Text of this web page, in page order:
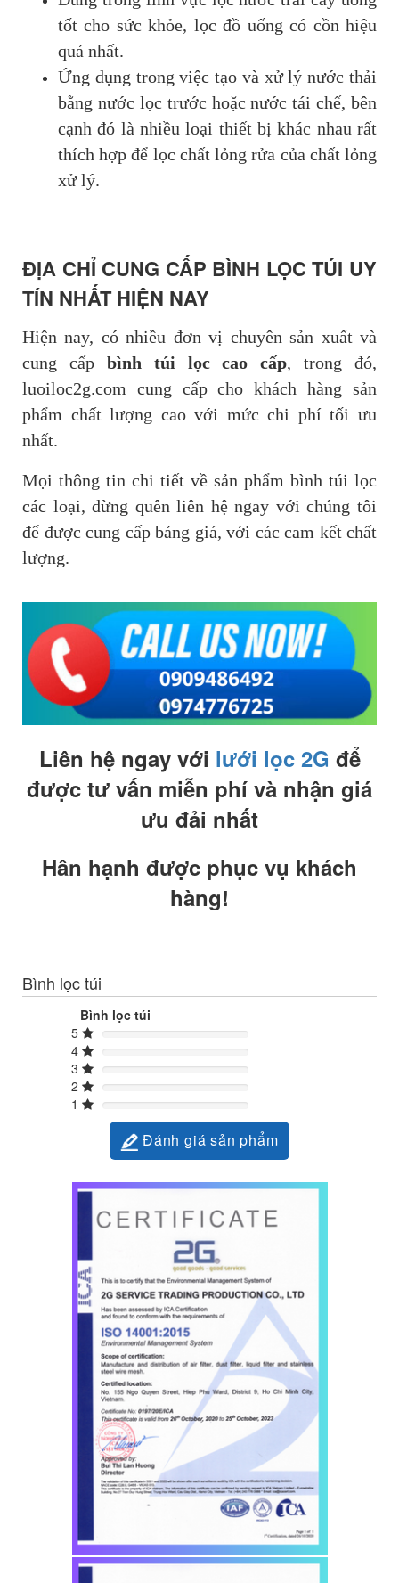
tốt cho sức khỏe, lọc đồ uống có cồn hiệu
quả nhất.
Ứng dụng trong việc tạo và xử lý nước thải
bằng nước lọc trước hoặc nước tái chế, bên
cạnh đó là nhiều loại thiết bị khác nhau rất
thích hợp để lọc chất lỏng rửa của chất lỏng
xử lý.
ĐỊA CHỈ CUNG CẤP BÌNH LỌC TÚI UY
TÍN NHẤT HIỆN NAY
Hiện nay, có nhiều đơn vị chuyên sản xuất và
cung cấp bình túi lọc cao cấp, trong đó,
luoiloc2g.com cung cấp cho khách hàng sản
phẩm chất lượng cao với mức chi phí tối ưu
nhất.
Mọi thông tin chi tiết về sản phẩm bình túi lọc
các loại, đừng quên liên hệ ngay với chúng tôi
để được cung cấp bảng giá, với các cam kết chất
lượng.
Liên hệ ngay với lưới lọc 2G để
được tư vấn miễn phí và nhận giá
ưu đải nhất
Hân hạnh được phục vụ khách
hàng!
Bình lọc túi
Bình lọc túi
5
4
3
2
1
Đánh giá sản phẩm